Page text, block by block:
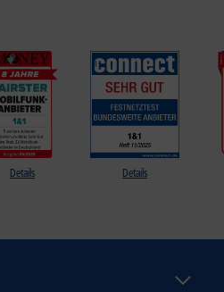
Details Details